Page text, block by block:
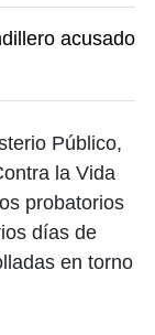
acusado
Público,
la Vida
probatorios
días de
en torno